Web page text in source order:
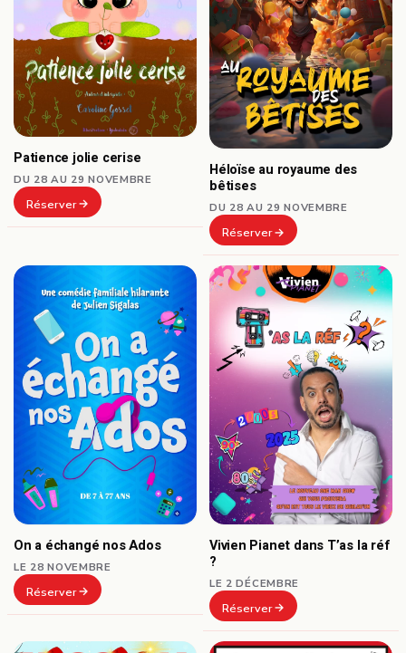
Patience jolie cerise
DU 28 AU 29 NOVEMBRE
Réserver
Héloïse au royaume des
bêtises
DU 28 AU 29 NOVEMBRE
Réserver
On a échangé nos Ados
LE 28 NOVEMBRE
Réserver
Vivien Pianet dans T’as la réf
?
LE 2 DÉCEMBRE
Réserver